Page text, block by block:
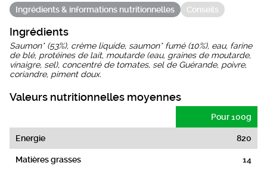
Ingrédients & informations nutritionnelles Conseils
Ingrédients
Saumon* (53%), crème liquide, saumon* fumé (10%), eau, farine
de blé, protéines de lait, moutarde (eau, graines de moutarde,
vinaigre, sel), concentré de tomates, sel de Guérande, poivre,
coriandre, piment doux.
Valeurs nutritionnelles moyennes
Pour 100g
Energie 820
Matières grasses 14